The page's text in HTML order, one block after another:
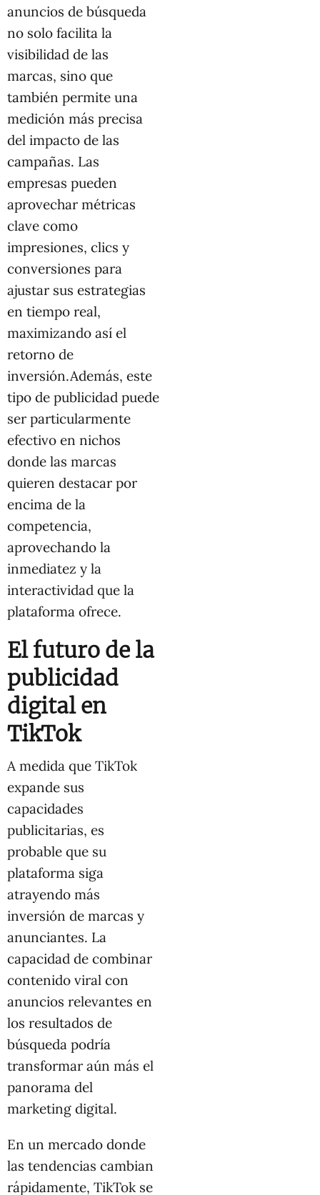
anuncios de búsqueda
no solo facilita la
visibilidad de las
marcas, sino que
también permite una
medición más precisa
del impacto de las
campañas. Las
empresas pueden
aprovechar métricas
clave como
impresiones, clics y
conversiones para
ajustar sus estrategias
en tiempo real,
maximizando así el
retorno de
inversión.Además, este
tipo de publicidad puede
ser particularmente
efectivo en nichos
donde las marcas
quieren destacar por
encima de la
competencia,
aprovechando la
inmediatez y la
interactividad que la
plataforma ofrece.
El futuro de la
publicidad
digital en
TikTok
A medida que TikTok
expande sus
capacidades
publicitarias, es
probable que su
plataforma siga
atrayendo más
inversión de marcas y
anunciantes. La
capacidad de combinar
contenido viral con
anuncios relevantes en
los resultados de
búsqueda podría
transformar aún más el
panorama del
marketing digital.
En un mercado donde
las tendencias cambian
rápidamente, TikTok se